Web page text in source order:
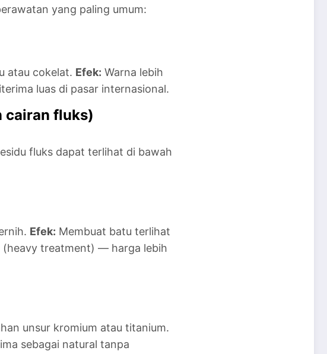
yang paling umum:
atau cokelat. Efek: Warna lebih
luas di pasar internasional.
cairan fluks)
fluks dapat terlihat di bawah
Efek: Membuat batu terlihat
(heavy treatment) — harga lebih
unsur kromium atau titanium.
sebagai natural tanpa